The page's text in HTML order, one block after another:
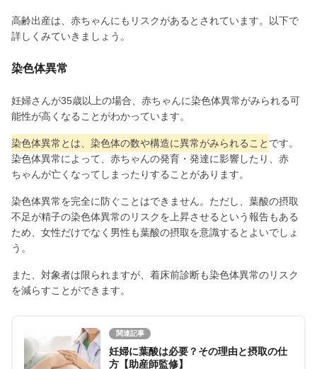
高齢出産は、赤ちゃんにもリスクがあるとされています。以下で
詳しくみていきましょう。
染色体異常
妊婦さんが35歳以上の場合、赤ちゃんに染色体異常がみられる可
能性が高くなることがわかっています。
染色体異常とは、染色体の数や構造に異常がみられること です。
染色体異常によって、赤ちゃんの発育・発達に影響したり、赤
ちゃんが亡くなってしまったりすることがあります。
染色体異常を完全に防ぐことはできません。ただし、葉酸の摂取
不足が精子の染色体異常のリスクを上昇させるという報告もある
ため、女性だけでなく男性も葉酸の摂取を意識するとよいでしょ
う。
また、対象者は限られますが、着床前診断も染色体異常のリスク
を減らすことができます。
関連記事
妊婦に葉酸は必要？その理由と摂取の仕
方【助産師監修】